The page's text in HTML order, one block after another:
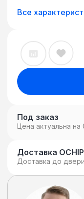
условиях.
источника
объекте.
Все
Под заказ
Цена актуальна на
Доставка OCHIP
Доставка до